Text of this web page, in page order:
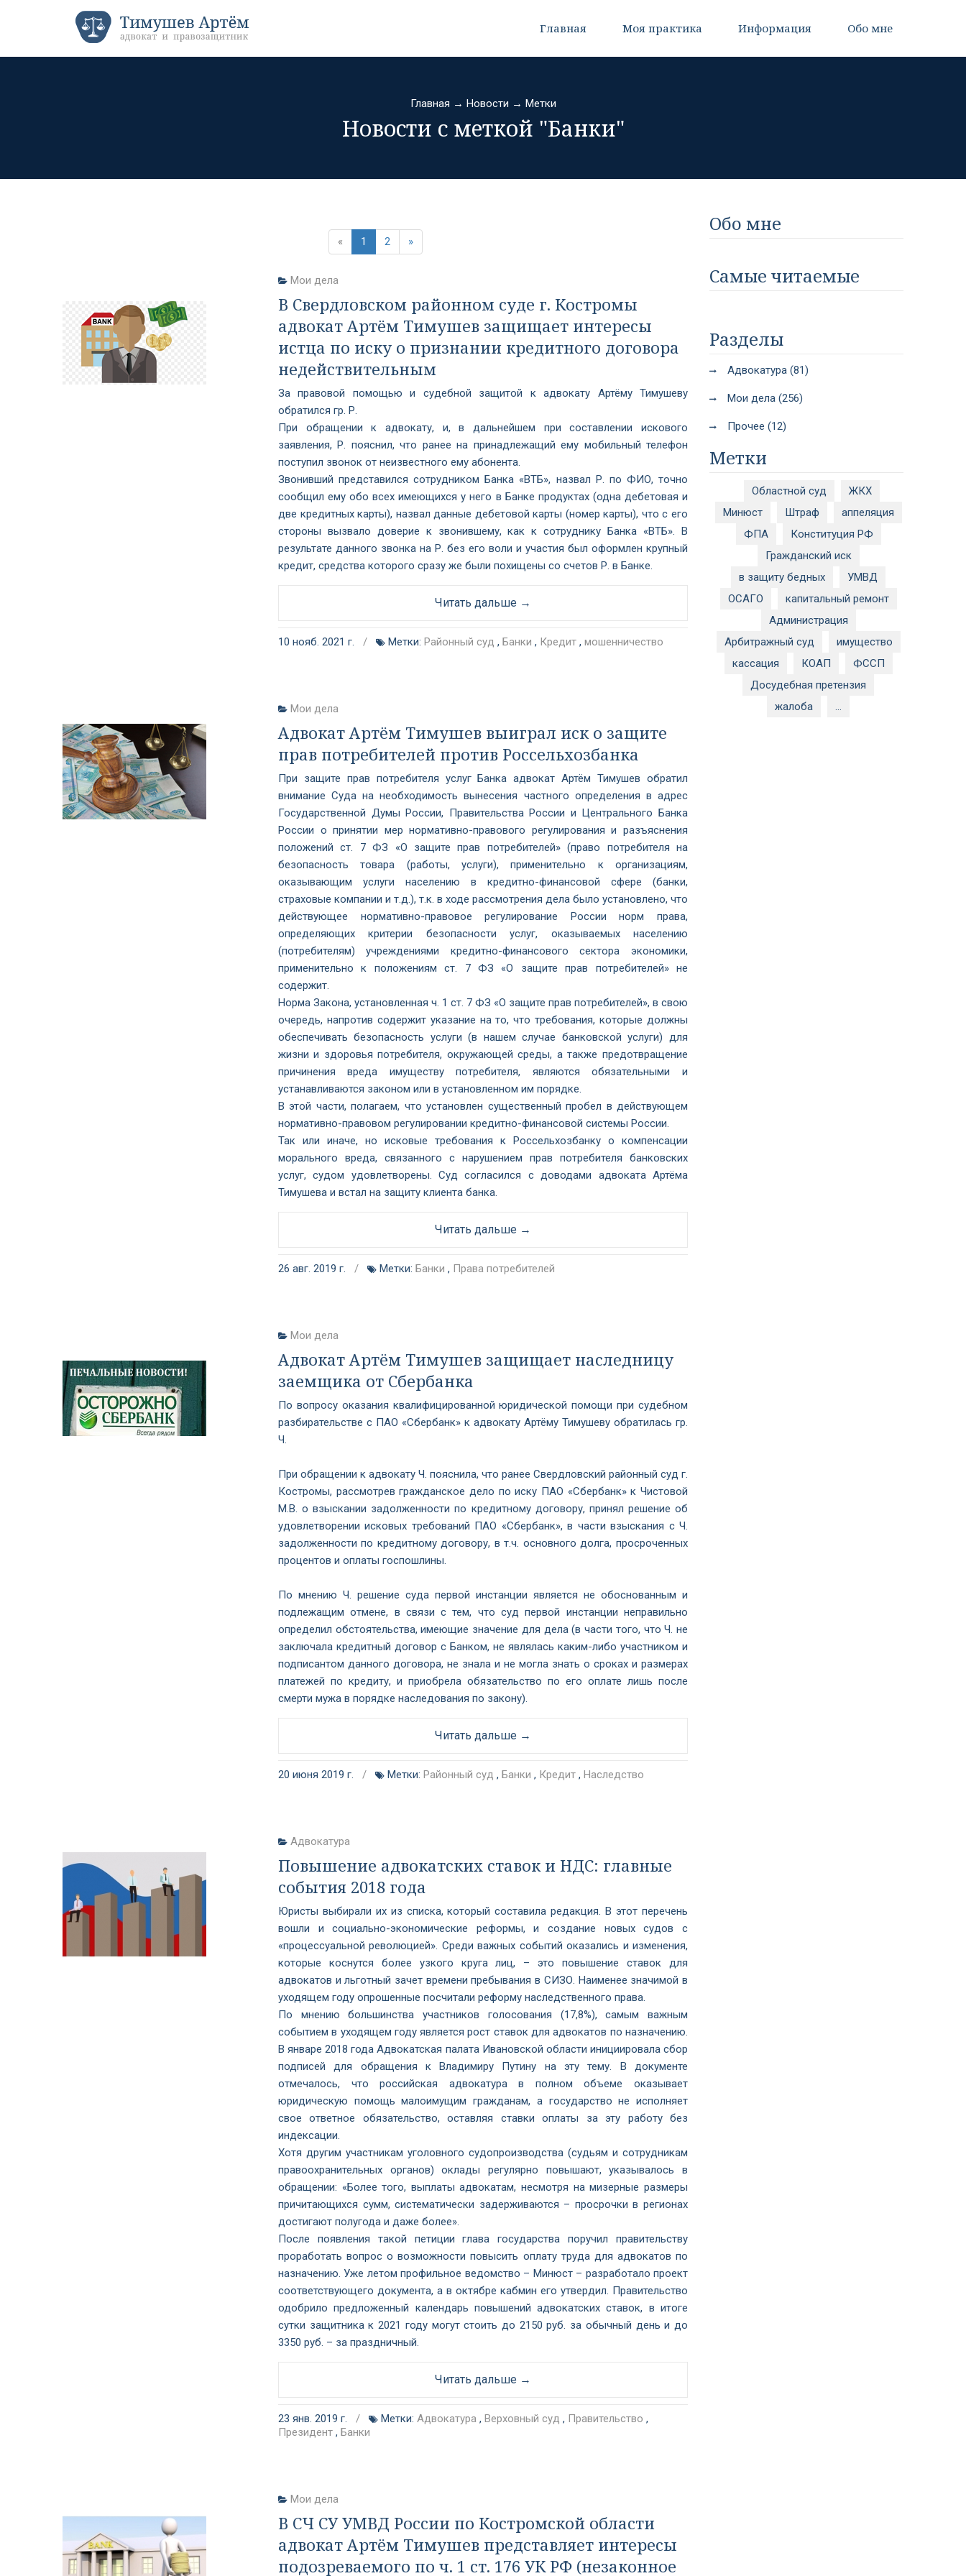
Главная Моя практика Информация Обо мне
Главная → Новости → Метки
Новости с меткой "Банки"
« 1 2 »
Мои дела
В Свердловском районном суде г. Костромы
адвокат Артём Тимушев защищает интересы
истца по иску о признании кредитного договора
недействительным
За правовой помощью и судебной защитой к адвокату Артёму Тимушеву
обратился гр. Р.
При обращении к адвокату, и, в дальнейшем при составлении искового
заявления, Р. пояснил, что ранее на принадлежащий ему мобильный телефон
поступил звонок от неизвестного ему абонента.
Звонивший представился сотрудником Банка «ВТБ», назвал Р. по ФИО, точно
сообщил ему обо всех имеющихся у него в Банке продуктах (одна дебетовая и
две кредитных карты), назвал данные дебетовой карты (номер карты), что с его
стороны вызвало доверие к звонившему, как к сотруднику Банка «ВТБ». В
результате данного звонка на Р. без его воли и участия был оформлен крупный
кредит, средства которого сразу же были похищены со счетов Р. в Банке.
Читать дальше →
10 нояб. 2021 г. / Метки: Районный суд , Банки , Кредит, мошенничество
Мои дела
Адвокат Артём Тимушев выиграл иск о защите
прав потребителей против Россельхозбанка
При защите прав потребителя услуг Банка адвокат Артём Тимушев обратил
внимание Суда на необходимость вынесения частного определения в адрес
Государственной Думы России, Правительства России и Центрального Банка
России о принятии мер нормативно-правового регулирования и разъяснения
положений ст. 7 ФЗ «О защите прав потребителей» (право потребителя на
безопасность товара (работы, услуги), применительно к организациям,
оказывающим услуги населению в кредитно-финансовой сфере (банки,
страховые компании и т.д.), т.к. в ходе рассмотрения дела было установлено, что
действующее нормативно-правовое регулирование России норм права,
определяющих критерии безопасности услуг, оказываемых населению
(потребителям) учреждениями кредитно-финансового сектора экономики,
применительно к положениям ст. 7 ФЗ «О защите прав потребителей» не
содержит.
Норма Закона, установленная ч. 1 ст. 7 ФЗ «О защите прав потребителей», в свою
очередь, напротив содержит указание на то, что требования, которые должны
обеспечивать безопасность услуги (в нашем случае банковской услуги) для
жизни и здоровья потребителя, окружающей среды, а также предотвращение
причинения вреда имуществу потребителя, являются обязательными и
устанавливаются законом или в установленном им порядке.
В этой части, полагаем, что установлен существенный пробел в действующем
нормативно-правовом регулировании кредитно-финансовой системы России.
Так или иначе, но исковые требования к Россельхозбанку о компенсации
морального вреда, связанного с нарушением прав потребителя банковских
услуг, судом удовлетворены. Суд согласился с доводами адвоката Артёма
Тимушева и встал на защиту клиента банка.
Читать дальше →
26 авг. 2019 г. / Метки: Банки , Права потребителей
Мои дела
Адвокат Артём Тимушев защищает наследницу
заемщика от Сбербанка
По вопросу оказания квалифицированной юридической помощи при судебном
разбирательстве с ПАО «Сбербанк» к адвокату Артёму Тимушеву обратилась гр.
Ч.
При обращении к адвокату Ч. пояснила, что ранее Свердловский районный суд г.
Костромы, рассмотрев гражданское дело по иску ПАО «Сбербанк» к Чистовой
М.В. о взыскании задолженности по кредитному договору, принял решение об
удовлетворении исковых требований ПАО «Сбербанк», в части взыскания с Ч.
задолженности по кредитному договору, в т.ч. основного долга, просроченных
процентов и оплаты госпошлины.
По мнению Ч. решение суда первой инстанции является не обоснованным и
подлежащим отмене, в связи с тем, что суд первой инстанции неправильно
определил обстоятельства, имеющие значение для дела (в части того, что Ч. не
заключала кредитный договор с Банком, не являлась каким-либо участником и
подписантом данного договора, не знала и не могла знать о сроках и размерах
платежей по кредиту, и приобрела обязательство по его оплате лишь после
смерти мужа в порядке наследования по закону).
Читать дальше →
20 июня 2019 г. / Метки: Районный суд , Банки , Кредит, Наследство
Адвокатура
Повышение адвокатских ставок и НДС: главные
события 2018 года
Юристы выбирали их из списка, который составила редакция. В этот перечень
вошли и социально-экономические реформы, и создание новых судов с
«процессуальной революцией». Среди важных событий оказались и изменения,
которые коснутся более узкого круга лиц, – это повышение ставок для
адвокатов и льготный зачет времени пребывания в СИЗО. Наименее значимой в
уходящем году опрошенные посчитали реформу наследственного права.
По мнению большинства участников голосования (17,8%), самым важным
событием в уходящем году является рост ставок для адвокатов по назначению.
В январе 2018 года Адвокатская палата Ивановской области инициировала сбор
подписей для обращения к Владимиру Путину на эту тему. В документе
отмечалось, что российская адвокатура в полном объеме оказывает
юридическую помощь малоимущим гражданам, а государство не исполняет
свое ответное обязательство, оставляя ставки оплаты за эту работу без
индексации.
Хотя другим участникам уголовного судопроизводства (судьям и сотрудникам
правоохранительных органов) оклады регулярно повышают, указывалось в
обращении: «Более того, выплаты адвокатам, несмотря на мизерные размеры
причитающихся сумм, систематически задерживаются – просрочки в регионах
достигают полугода и даже более».
После появления такой петиции глава государства поручил правительству
проработать вопрос о возможности повысить оплату труда для адвокатов по
назначению. Уже летом профильное ведомство – Минюст – разработало проект
соответствующего документа, а в октябре кабмин его утвердил. Правительство
одобрило предложенный календарь повышений адвокатских ставок, в итоге
сутки защитника к 2021 году могут стоить до 2150 руб. за обычный день и до
3350 руб. – за праздничный.
Читать дальше →
23 янв. 2019 г. / Метки: Адвокатура, Верховный суд , Правительство ,
Президент, Банки
Мои дела
В СЧ СУ УМВД России по Костромской области
адвокат Артём Тимушев представляет интересы
подозреваемого по ч. 1 ст. 176 УК РФ (незаконное
Обо мне
Самые читаемые
Разделы
Адвокатура (81)
Мои дела (256)
Прочее (12)
Метки
Областной суд
ЖКХ
Минюст
Штраф
аппеляция
ФПА
Конституция РФ
Гражданский иск
в защиту бедных
УМВД
ОСАГО
капитальный ремонт
Администрация
Арбитражный суд
имущество
кассация
КОАП
ФССП
Досудебная претензия
жалоба
...